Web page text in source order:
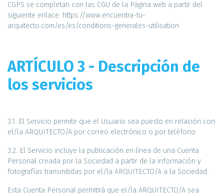
CGPS se completan con las CGU de la Página web a partir del
siguiente enlace: https://www.encuentra-tu-
arquitecto.com/es/es/conditions-generales-utilisation
ARTÍCULO 3 - Descripción de
los servicios
3.1. El Servicio permite que el Usuario sea puesto en relación con
el/la ARQUITECTO/A por correo electrónico o por teléfono.
3.2. El Servicio incluye la publicación en línea de una Cuenta
Personal creada por la Sociedad a partir de la información y
fotografías transmitidas por el/la ARQUITECTO/A a la Sociedad.
Esta Cuenta Personal permitirá que el/la ARQUITECTO/A sea